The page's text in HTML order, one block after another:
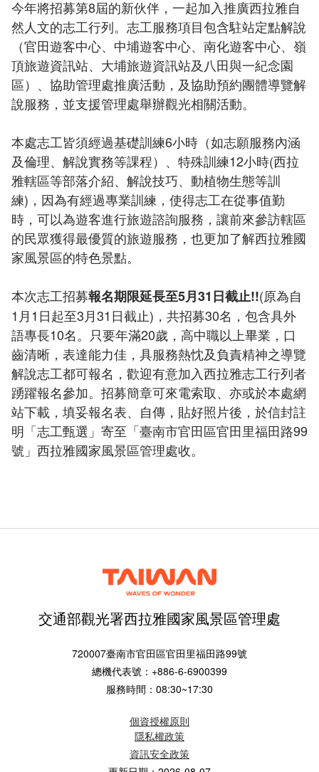
今年將招募第8屆的新伙伴，一起加入推廣西拉雅自
然人文的志工行列。志工服務項目包含駐站定點解說
（官田遊客中心、中埔遊客中心、南化遊客中心、嶺
頂旅遊資訊站、大埔旅遊資訊站及八田與一紀念園
區）、協助管理處推廣活動，及協助預約團體導覽解
說服務，並支援管理處舉辦觀光相關活動。
本處志工皆須經過基礎訓練6小時（如志願服務內涵
及倫理、解說實務等課程）、特殊訓練12小時(西拉
雅轄區等部落介紹、解說技巧、動植物生態等訓
練)，因為有經過專業訓練，使得志工在從事值勤
時，可以為遊客進行旅遊諮詢服務，讓前來參訪轄區
的民眾獲得最優質的旅遊服務，也更加了解西拉雅國
家風景區的特色景點。
本次志工招募報名期限延長至5月31日截止!!(原為自
1月1日起至3月31日截止)，共招募30名，包含具外
語專長10名。只要年滿20歲，高中職以上畢業，口
齒清晰，表達能力佳，具服務熱忱及負責精神之導覽
解說志工都可報名，歡迎有意加入西拉雅志工行列者
踴躍報名參加。招募簡章可來電索取、亦或於本處網
站下載，填妥報名表、自傳，貼好照片後，於信封註
明「志工甄選」寄至「臺南市官田區官田里福田路99
號」西拉雅國家風景區管理處收。
交通部觀光署西拉雅國家風景區管理處
720007臺南市官田區官田里福田路99號
總機代表號：+886-6-6900399
服務時間：08:30~17:30
個資授權原則
隱私權政策
資訊安全政策